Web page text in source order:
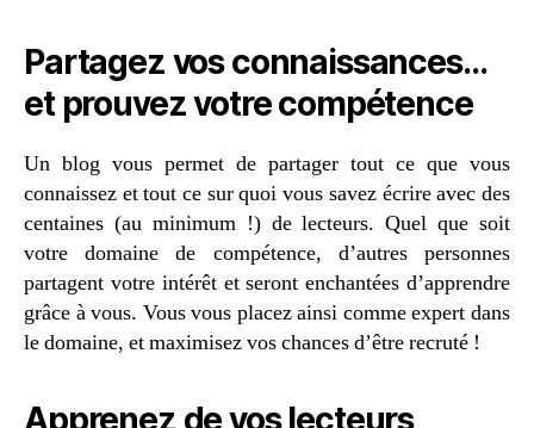
Partagez vos connaissances…
et prouvez votre compétence
Un blog vous permet de partager tout ce que vous
connaissez et tout ce sur quoi vous savez écrire avec des
centaines (au minimum !) de lecteurs. Quel que soit
votre domaine de compétence, d’autres personnes
partagent votre intérêt et seront enchantées d’apprendre
grâce à vous. Vous vous placez ainsi comme expert dans
le domaine, et maximisez vos chances d’être recruté !
Apprenez de vos lecteurs